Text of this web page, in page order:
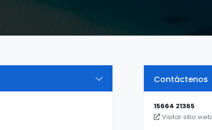
Contáctenos
15664 21365
Visitar sitio web